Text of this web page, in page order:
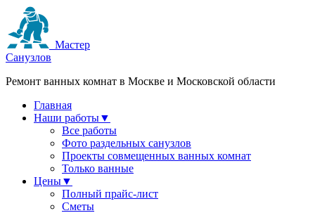
Мастер
Санузлов
Ремонт ванных комнат в Москве и Московской области
Главная
Наши работы▼
Все работы
Фото раздельных санузлов
Проекты совмещенных ванных комнат
Только ванные
Цены▼
Полный прайс-лист
Сметы